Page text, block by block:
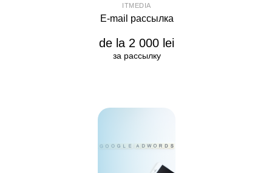
ITMEDIA
E-mail рассылка
de la 2 000 lei
за рассылку